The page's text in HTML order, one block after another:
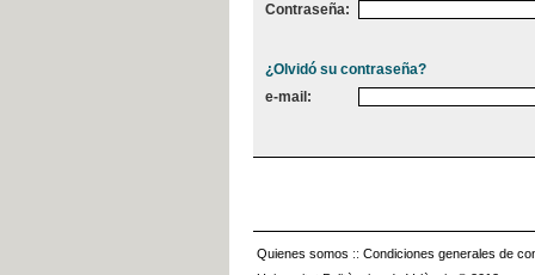
Contraseña:
¿Olvidó su contraseña?
e-mail:
Quienes somos :: Condiciones generales de